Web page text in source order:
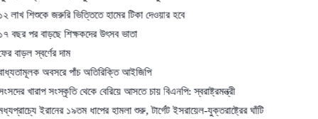
জরুরি ভিত্তিতে হামের টিকা দেওয়ার হবে
শিক্ষকদের উৎসব ভাতা
দাম
অবসরে পাঁচ অতিরিক্তি আইজিপি
সংস্কৃতি থেকে বেরিয়ে আসতে চায় বিএনপি: স্বরাষ্ট্রমন্ত্রী
১৯তম ধাপের হামলা শুরু, টার্গেট ইসরায়েল-যুক্তরাষ্ট্রের ঘাঁটি